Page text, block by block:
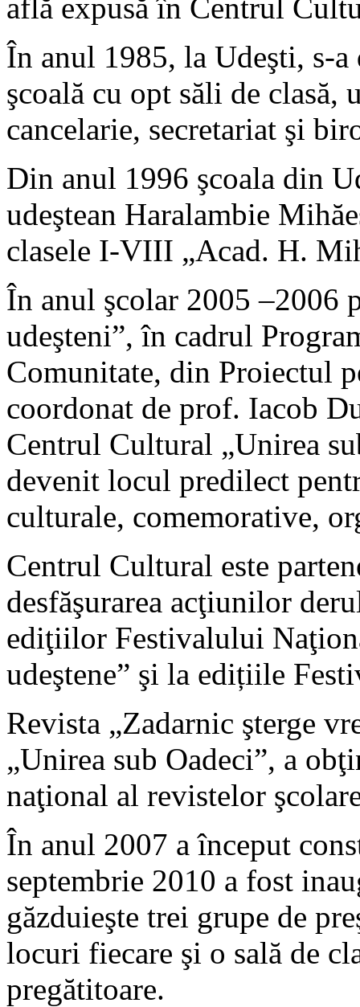
află expusă în Centrul
În anul 1985, la Udeşti, s-
şcoală cu opt săli de clasă,
cancelarie, secretariat şi
Din anul 1996 şcoala din
udeştean Haralambie
clasele I-VIII „Acad. H.
În anul şcolar 2005 –2006
udeşteni”, în cadrul
Comunitate, din Proiectul
coordonat de prof. Iacob
Centrul Cultural „Unirea
devenit locul predilect
culturale, comemorative,
Centrul Cultural este
desfăşurarea acţiunilor
ediţiilor Festivalului
udeştene” şi la edițiile
Revista „Zadarnic şterge
„Unirea sub Oadeci”, a
naţional al revistelor
În anul 2007 a început
septembrie 2010 a fost
găzduieşte trei grupe de
locuri fiecare şi o sală de
pregătitoare.